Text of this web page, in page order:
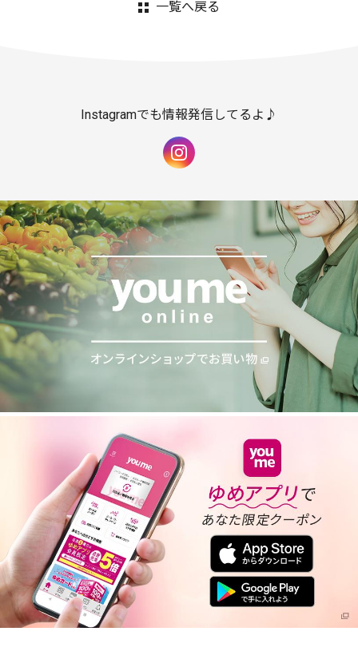
一覧へ戻る
Instagramでも情報発信してるよ♪